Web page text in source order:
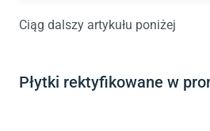
Ciąg dalszy artykułu poniżej
Płytki rektyfikowane w